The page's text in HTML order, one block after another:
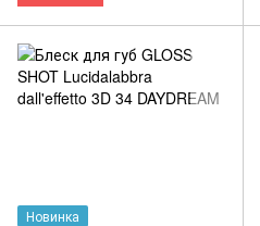
Новинка